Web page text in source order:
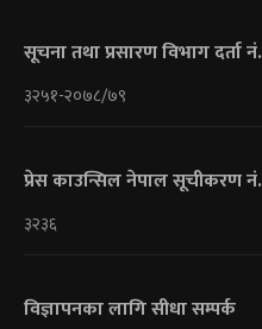
सूचना तथा प्रसारण विभाग दर्ता नं.
३२५१-२०७८/७९
प्रेस काउन्सिल नेपाल सूचीकरण नं.
३२३६
विज्ञापनका लागि सीधा सम्पर्क